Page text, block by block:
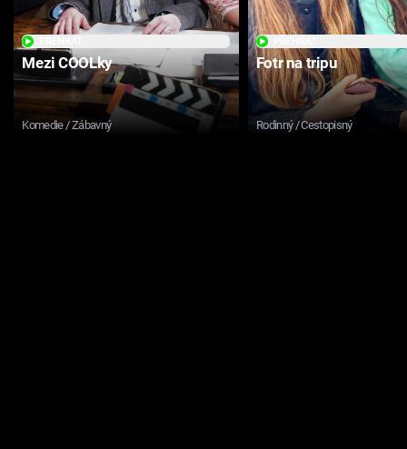
Mezi COOLky
Komedie / Zábavný
Fotr na tripu
Rodinný / Cestopisný